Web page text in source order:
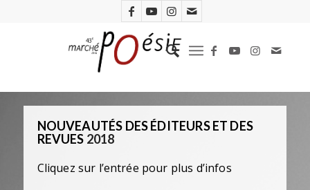
NOUVEAUTÉS DES ÉDITEURS ET DES
REVUES 2018
Cliquez sur l’entrée pour plus d’infos